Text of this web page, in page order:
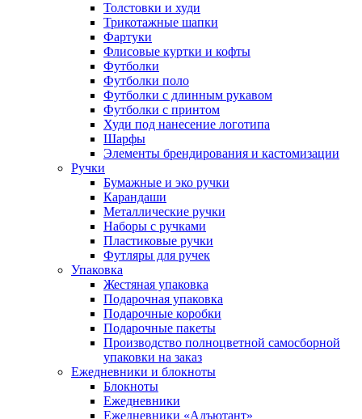
Толстовки и худи
Трикотажные шапки
Фартуки
Флисовые куртки и кофты
Футболки
Футболки поло
Футболки с длинным рукавом
Футболки с принтом
Худи под нанесение логотипа
Шарфы
Элементы брендирования и кастомизации
Ручки
Бумажные и эко ручки
Карандаши
Металлические ручки
Наборы с ручками
Пластиковые ручки
Футляры для ручек
Упаковка
Жестяная упаковка
Подарочная упаковка
Подарочные коробки
Подарочные пакеты
Производство полноцветной самосборной
упаковки на заказ
Ежедневники и блокноты
Блокноты
Ежедневники
Ежедневники «Адъютант»